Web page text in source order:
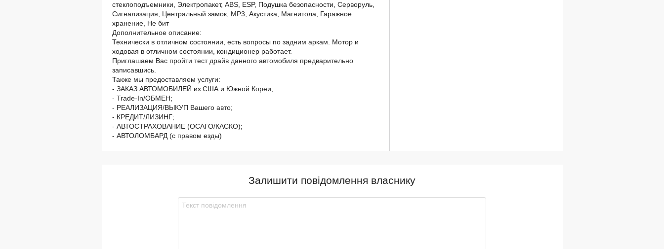
стеклоподъемники, Электропакет, ABS, ESP, Подушка безопасности, Серворуль,
Сигнализация, Центральный замок, MP3, Акустика, Магнитола, Гаражное
хранение, Не бит
Дополнительное описание:
Технически в отличном состоянии, есть вопросы по задним аркам. Мотор и
ходовая в отличном состоянии, кондиционер работает.
Приглашаем Вас пройти тест драйв данного автомобиля предварительно
записавшись.
Также мы предоставляем услуги:
- ЗАКАЗ АВТОМОБИЛЕЙ из США и Южной Кореи;
- Trade-In/ОБМЕН;
- РЕАЛИЗАЦИЯ/ВЫКУП Вашего авто;
- КРЕДИТ/ЛИЗИНГ;
- АВТОСТРАХОВАНИЕ (ОСАГО/КАСКО);
- АВТОЛОМБАРД (с правом езды)
Залишити повідомлення власнику